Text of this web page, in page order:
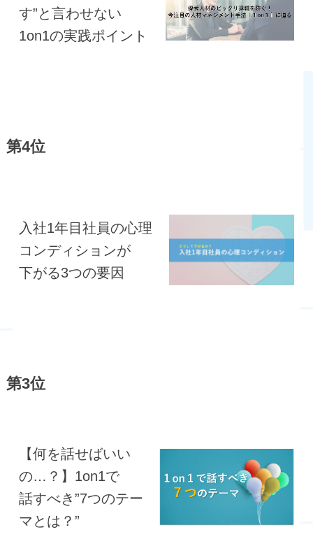
す”と言わせない
1on1の実践ポイント
第4位
入社1年目社員の心理
コンディションが
下がる3つの要因
第3位
【何を話せばいい
の…？】1on1で
話すべき”7つのテー
マとは？”